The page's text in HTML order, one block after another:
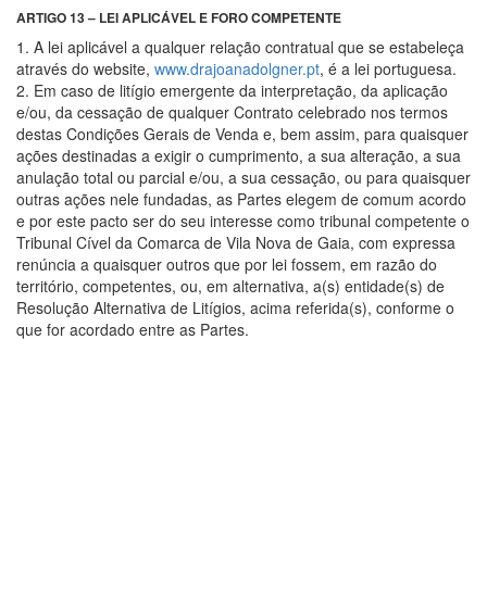
ARTIGO 13 – LEI APLICÁVEL E FORO COMPETENTE
1. A lei aplicável a qualquer relação contratual que se estabeleça
através do website, www.drajoanadolgner.pt, é a lei portuguesa.
2. Em caso de litígio emergente da interpretação, da aplicação
e/ou, da cessação de qualquer Contrato celebrado nos termos
destas Condições Gerais de Venda e, bem assim, para quaisquer
ações destinadas a exigir o cumprimento, a sua alteração, a sua
anulação total ou parcial e/ou, a sua cessação, ou para quaisquer
outras ações nele fundadas, as Partes elegem de comum acordo
e por este pacto ser do seu interesse como tribunal competente o
Tribunal Cível da Comarca de Vila Nova de Gaia, com expressa
renúncia a quaisquer outros que por lei fossem, em razão do
território, competentes, ou, em alternativa, a(s) entidade(s) de
Resolução Alternativa de Litígios, acima referida(s), conforme o
que for acordado entre as Partes.